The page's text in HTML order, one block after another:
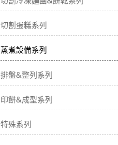
切割蛋糕系列
蒸煮設備系列
排盤&整列系列
印餅&成型系列
特殊系列